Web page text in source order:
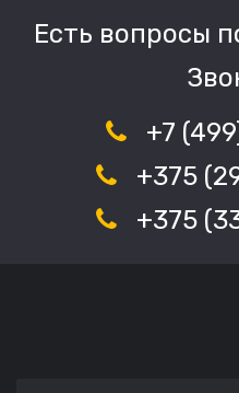
Есть вопросы
+7
+375
+375